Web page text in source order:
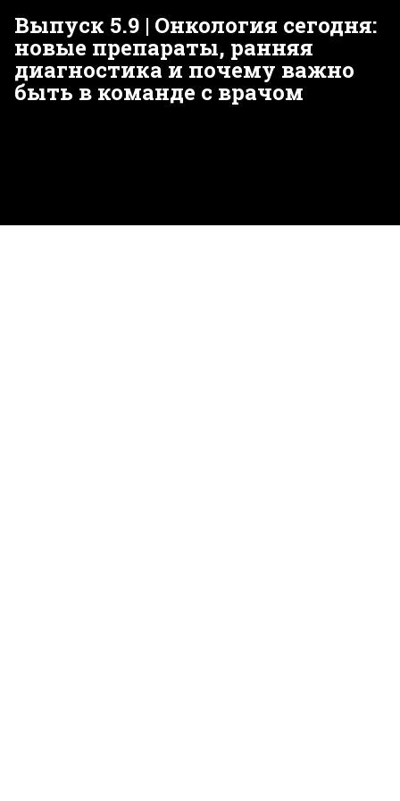
Выпуск 5.9 | Онкология сегодня:
новые препараты, ранняя
диагностика и почему важно
быть в команде с врачом